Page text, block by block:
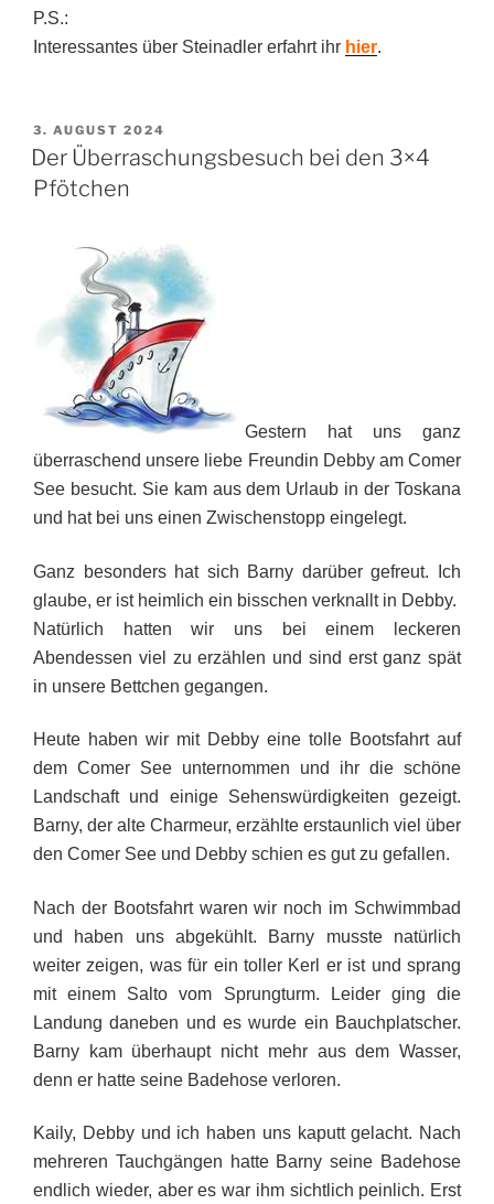
P.S.:
Interessantes über Steinadler erfahrt ihr hier.
VERÖFFENTLICHT
AM
3. AUGUST 2024
Der Überraschungsbesuch bei den 3×4
Pfötchen
Gestern hat uns ganz
überraschend unsere liebe Freundin Debby am Comer
See besucht. Sie kam aus dem Urlaub in der Toskana
und hat bei uns einen Zwischenstopp eingelegt.
Ganz besonders hat sich Barny darüber gefreut. Ich
glaube, er ist heimlich ein bisschen verknallt in Debby.
Natürlich hatten wir uns bei einem leckeren
Abendessen viel zu erzählen und sind erst ganz spät
in unsere Bettchen gegangen.
Heute haben wir mit Debby eine tolle Bootsfahrt auf
dem Comer See unternommen und ihr die schöne
Landschaft und einige Sehenswürdigkeiten gezeigt.
Barny, der alte Charmeur, erzählte erstaunlich viel über
den Comer See und Debby schien es gut zu gefallen.
Nach der Bootsfahrt waren wir noch im Schwimmbad
und haben uns abgekühlt. Barny musste natürlich
weiter zeigen, was für ein toller Kerl er ist und sprang
mit einem Salto vom Sprungturm. Leider ging die
Landung daneben und es wurde ein Bauchplatscher.
Barny kam überhaupt nicht mehr aus dem Wasser,
denn er hatte seine Badehose verloren.
Kaily, Debby und ich haben uns kaputt gelacht. Nach
mehreren Tauchgängen hatte Barny seine Badehose
endlich wieder, aber es war ihm sichtlich peinlich. Erst